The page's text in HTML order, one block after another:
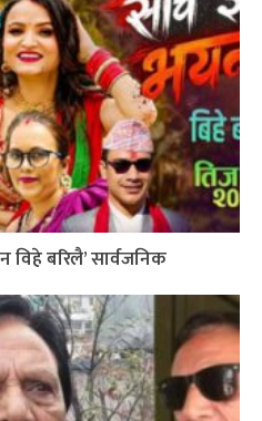
विहे बरिलै’ सार्वजनिक